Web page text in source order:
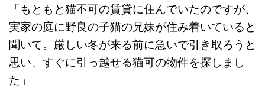
「もともと猫不可の賃貸に住んでいたのですが、
実家の庭に野良の子猫の兄妹が住み着いていると
聞いて。厳しい冬が来る前に急いで引き取ろうと
思い、すぐに引っ越せる猫可の物件を探しまし
た」